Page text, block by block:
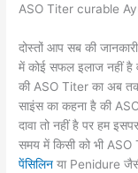
ASO Titer curable
दोस्तों आप सब की
में कोई सफल इलाज नहीं
की ASO Titer का अब
साइंस का कहना है की
दावा तो नहीं है पर हम
समय में किसी को भी ASO
पेंसिलिन या Penidure